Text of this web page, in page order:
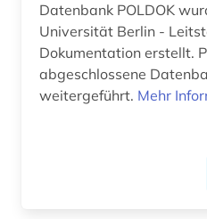
kriminalistik (1)
kultur (19)
Datenbank POLDOK
Universität Berlin -
Dokumentation erstellt.
abgeschlossene
weitergeführt. Mehr